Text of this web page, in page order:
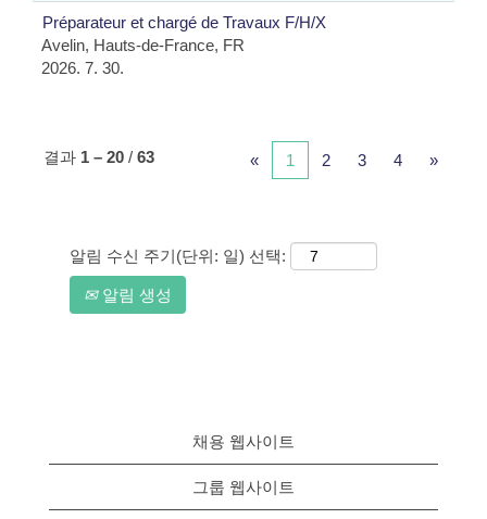
Préparateur et chargé de Travaux F/H/X
Avelin, Hauts-de-France, FR
2026. 7. 30.
결과 1 – 20 / 63 « 1 2 3 4 »
알림 수신 주기(단위: 일) 선택:
알림 생성
채용 웹사이트
그룹 웹사이트